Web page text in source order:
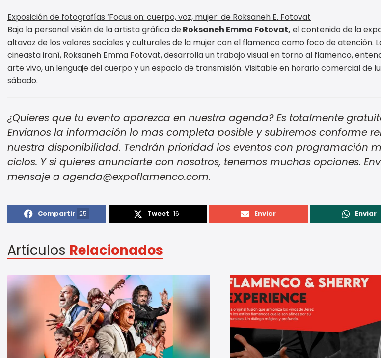
Exposición de fotografías ‘Focus on: cuerpo, voz, mujer’ de Roksaneh E. Fotovat
Bajo la personal visión de la artista gráfica deRoksaneh Emma Fotovat, el contenido de la
altavoz de los valores sociales y culturales de la mujer con el flamenco como foco de atención.
cineasta iraní, Roksaneh Emma Fotovat, desarrolla un trabajo visual en torno al flamenco,
arte vivo, un lenguaje del cuerpo y un espacio de transmisión. Visitable en horario comercial de
sábado.
¿Quieres que tu evento aparezca en nuestra agenda? Es totalmente
Envianos la información lo mas completa posible y subiremos conforme
nuestra disponibilidad. Tendrán prioridad los eventos con programación
ciclos. Y si quieres anunciarte con nosotros, tenemos muchas opciones.
mensaje a agenda@expoflamenco.com.
Compartir 25 Tweet 16 Enviar Enviar
Artículos Relacionados